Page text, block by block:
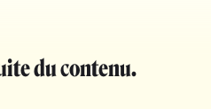
du contenu.